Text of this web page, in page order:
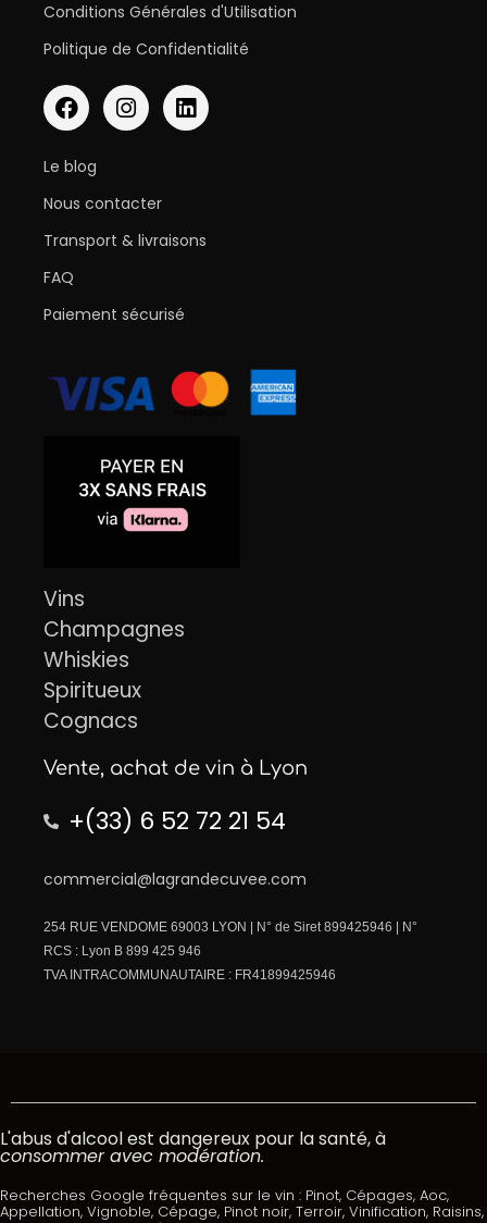
Conditions Générales d'Utilisation
Politique de Confidentialité
Le blog
Nous contacter
Transport & livraisons
FAQ
Paiement sécurisé
Vins
Champagnes
Whiskies
Spiritueux
Cognacs
Vente, achat de vin à Lyon
+(33) 6 52 72 21 54
commercial@lagrandecuvee.com
254 RUE VENDOME 69003 LYON | N° de Siret 899425946 | N°
RCS : Lyon B 899 425 946
TVA INTRACOMMUNAUTAIRE : FR41899425946
L'abus d'alcool est dangereux pour la santé, à
consommer avec modération.
Recherches Google fréquentes sur le vin : Pinot, Cépages, Aoc,
Appellation, Vignoble, Cépage, Pinot noir, Terroir, Vinification, Raisins,